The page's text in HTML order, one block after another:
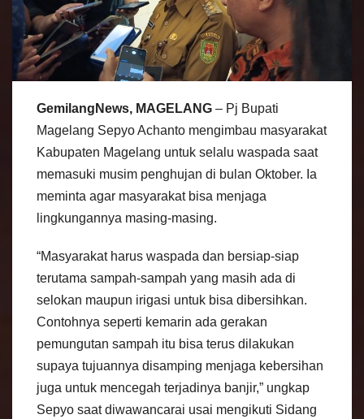
GemilangNews, MAGELANG – Pj Bupati
Magelang Sepyo Achanto mengimbau masyarakat
Kabupaten Magelang untuk selalu waspada saat
memasuki musim penghujan di bulan Oktober. Ia
meminta agar masyarakat bisa menjaga
lingkungannya masing-masing.
“Masyarakat harus waspada dan bersiap-siap
terutama sampah-sampah yang masih ada di
selokan maupun irigasi untuk bisa dibersihkan.
Contohnya seperti kemarin ada gerakan
pemungutan sampah itu bisa terus dilakukan
supaya tujuannya disamping menjaga kebersihan
juga untuk mencegah terjadinya banjir,” ungkap
Sepyo saat diwawancarai usai mengikuti Sidang